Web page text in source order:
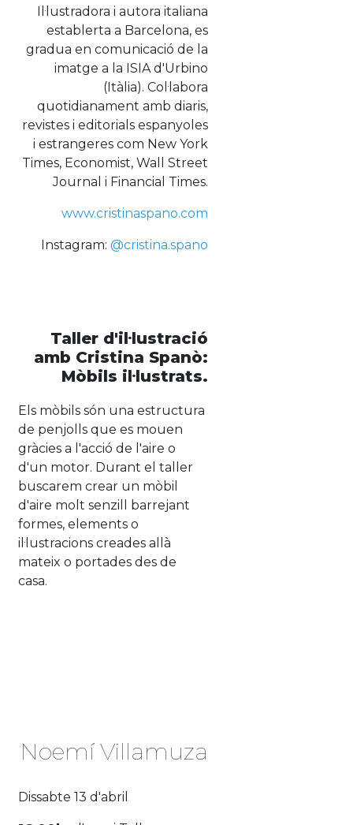
Il·lustradora i autora italiana
establerta a Barcelona, ​​es
gradua en comunicació de la
imatge a la ISIA d'Urbino
(Itàlia). Col·labora
quotidianament amb diaris,
revistes i editorials espanyoles
i estrangeres com New York
Times, Economist, Wall Street
Journal i Financial Times.
www.cristinaspano.com
Instagram: @cristina.spano
Taller d'il·lustració
amb Cristina Spanò:
Mòbils il·lustrats.
Els mòbils són una estructura
de penjolls que es mouen
gràcies a l'acció de l'aire o
d'un motor. Durant el taller
buscarem crear un mòbil
d'aire molt senzill barrejant
formes, elements o
il·lustracions creades allà
mateix o portades des de
casa.
Noemí Villamuza
Dissabte 13 d'abril